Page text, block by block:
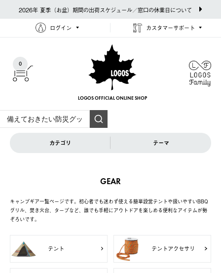
2026年 夏季（お盆）期間の出荷スケジュール／窓口の休業日について
ログイン カスタマーサポート
0
LOGOS OFFICIAL ONLINE SHOP
カテゴリ テーマ
GEAR
キャンプギア一覧ページです。初心者でも迷わず使える簡単設営テントや扱いやすいBBQ
グリル、焚き火台、タープなど、誰でも手軽にアウトドアを楽しめる便利なアイテムが勢
ぞろいです。
テント テントアクセサリ